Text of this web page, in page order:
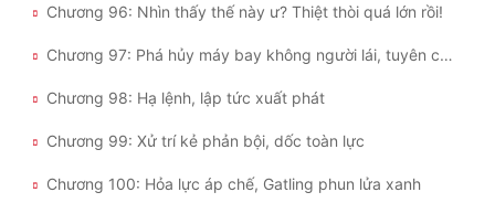
Chương 96: Nhìn thấy thế này ư? Thiệt thòi quá lớn rồi!
Chương 97: Phá hủy máy bay không người lái, tuyên chiến!
Chương 98: Hạ lệnh, lập tức xuất phát
Chương 99: Xử trí kẻ phản bội, dốc toàn lực
Chương 100: Hỏa lực áp chế, Gatling phun lửa xanh